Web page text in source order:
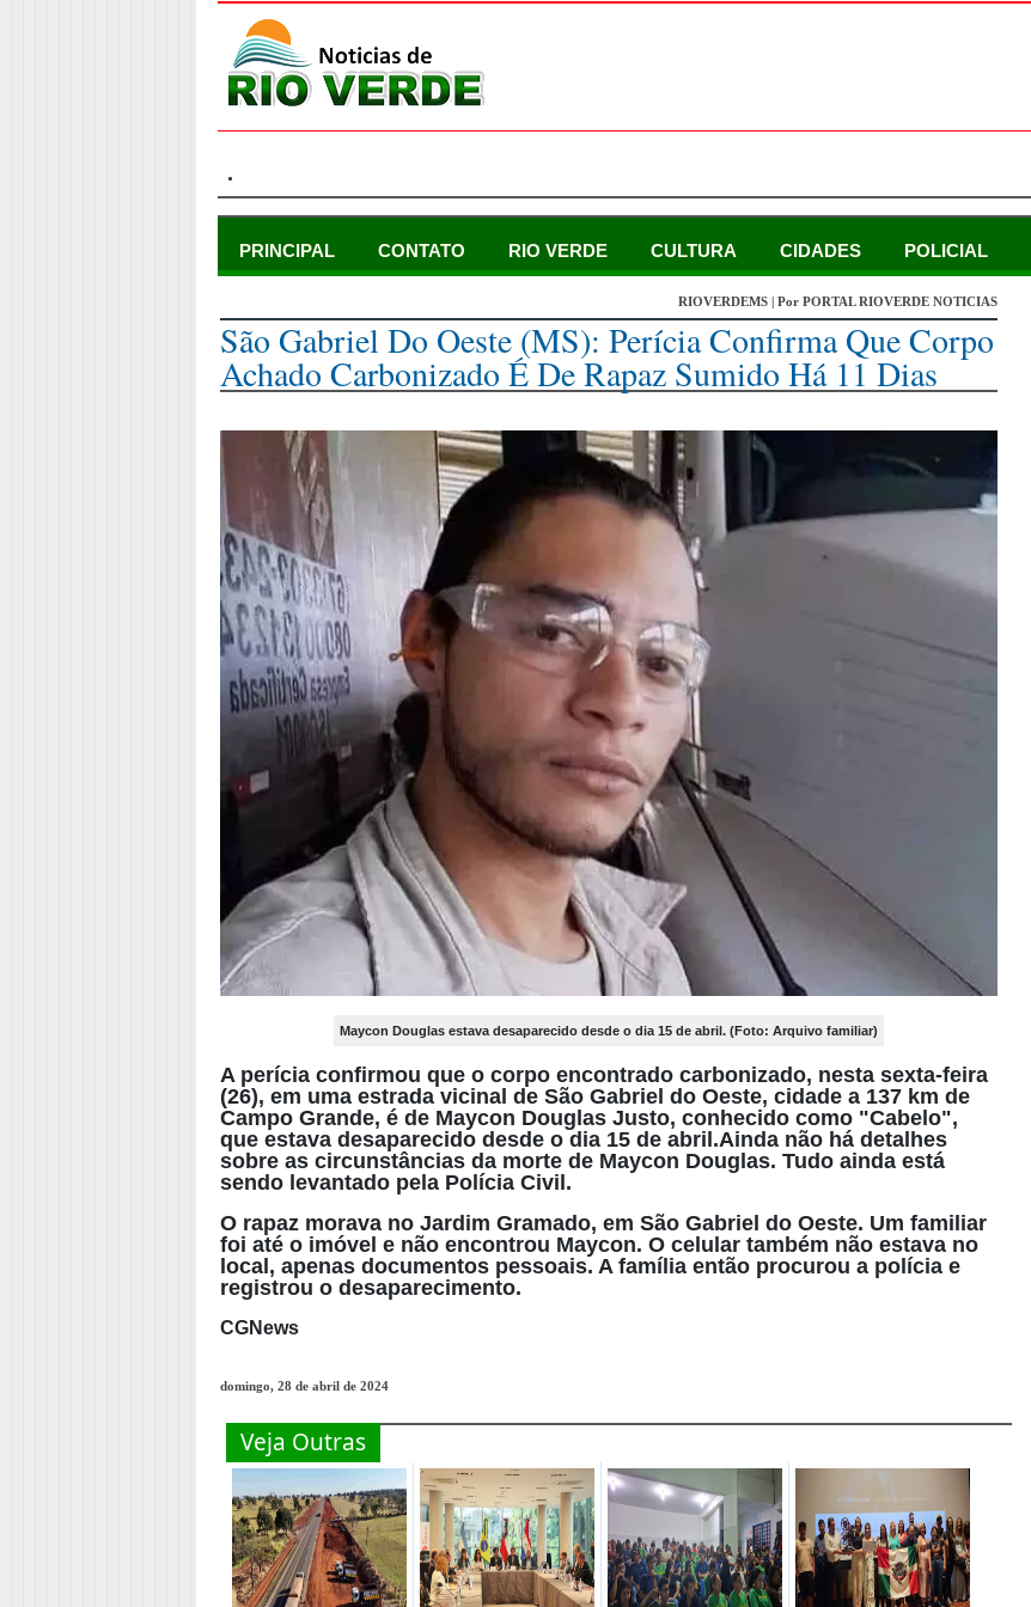
.
PRINCIPAL CONTATO RIO VERDE CULTURA CIDADES POLICIAL
RIOVERDEMS | Por PORTAL RIOVERDE NOTICIAS
São Gabriel Do Oeste (MS): Perícia Confirma Que Corpo
Achado Carbonizado É De Rapaz Sumido Há 11 Dias
Maycon Douglas estava desaparecido desde o dia 15 de abril. (Foto: Arquivo familiar)
A perícia confirmou que o corpo encontrado carbonizado, nesta sexta-feira
(26), em uma estrada vicinal de São Gabriel do Oeste, cidade a 137 km de
Campo Grande, é de Maycon Douglas Justo, conhecido como "Cabelo",
que estava desaparecido desde o dia 15 de abril.Ainda não há detalhes
sobre as circunstâncias da morte de Maycon Douglas. Tudo ainda está
sendo levantado pela Polícia Civil.
O rapaz morava no Jardim Gramado, em São Gabriel do Oeste. Um familiar
foi até o imóvel e não encontrou Maycon. O celular também não estava no
local, apenas documentos pessoais. A família então procurou a polícia e
registrou o desaparecimento.
CGNews
domingo, 28 de abril de 2024
Veja Outras